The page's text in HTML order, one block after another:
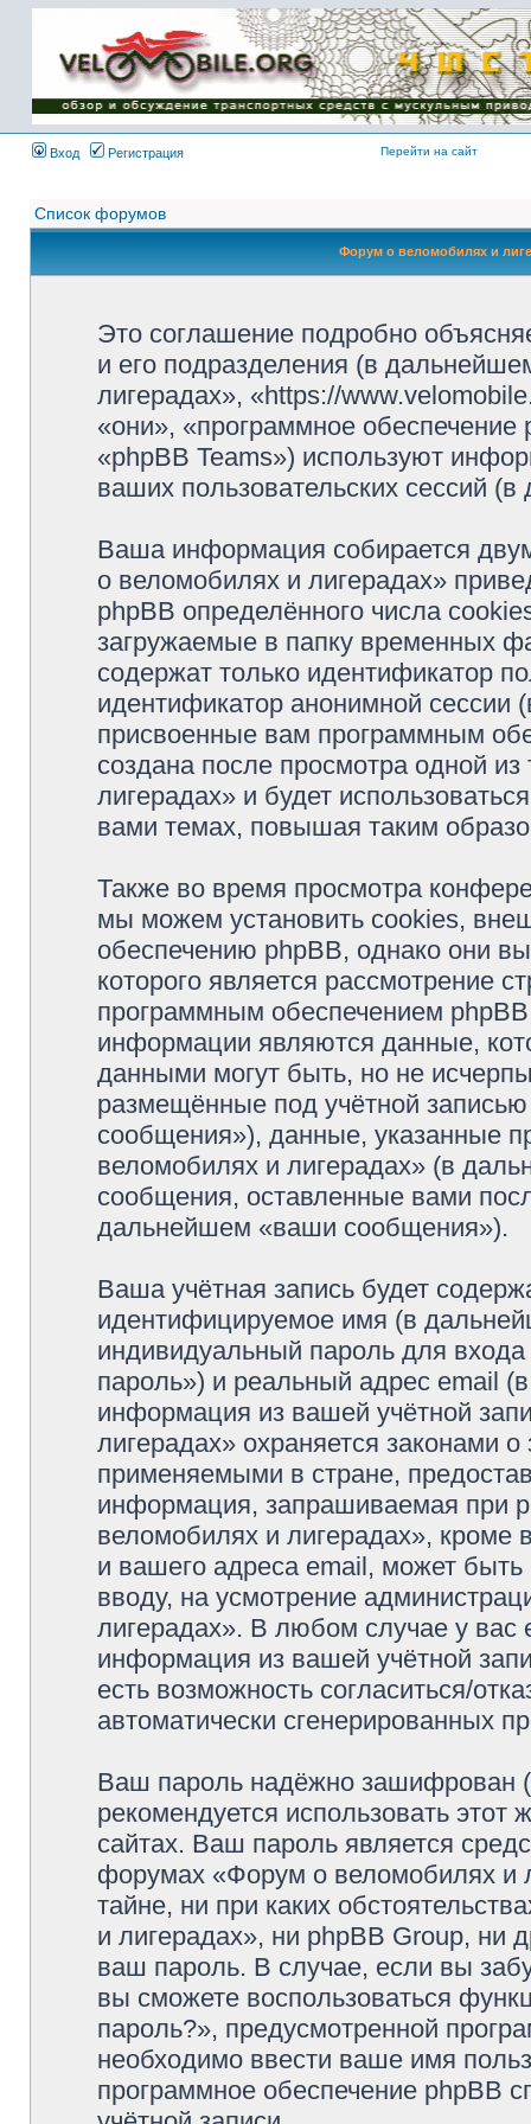
Имя пользователя:
Пароль:
{ LOG_ME_IN_SHORT
}
Вход
Регистрация Перейти на сайт
Список форумов
Форум о веломобилях и
Это соглашение подробно
и его подразделения (в
лигерадах», «https://
«они», «программное
«phpBB Teams») используют
ваших пользовательских сессий
Ваша информация собирается
о веломобилях и лигерадах»
phpBB определённого числа
загружаемые в папку временных
содержат только идентификатор
идентификатор анонимной сессии
присвоенные вам программным
создана после просмотра одной
лигерадах» и будет
вами темах, повышая таким
Также во время просмотра
мы можем установить cookies,
обеспечению phpBB, однако они
которого является рассмотрение
программным обеспечением
информации являются данные,
данными могут быть, но не
размещённые под учётной
сообщения»), данные, указанные
веломобилях и лигерадах» (в
сообщения, оставленные вами
дальнейшем «ваши сообщения»).
Ваша учётная запись будет
идентифицируемое имя (в
индивидуальный пароль для
пароль») и реальный адрес email
информация из вашей учётной
лигерадах» охраняется законами
применяемыми в стране,
информация, запрашиваемая при
веломобилях и лигерадах», кроме
и вашего адреса email, может быть
вводу, на усмотрение
лигерадах». В любом случае у вас
информация из вашей учётной
есть возможность согласиться/
автоматически сгенерированных
Ваш пароль надёжно зашифрован
рекомендуется использовать этот
сайтах. Ваш пароль является
форумах «Форум о веломобилях и
тайне, ни при каких
и лигерадах», ни phpBB Group, ни
ваш пароль. В случае, если вы
вы сможете воспользоваться
пароль?», предусмотренной
необходимо ввести ваше имя
программное обеспечение phpBB